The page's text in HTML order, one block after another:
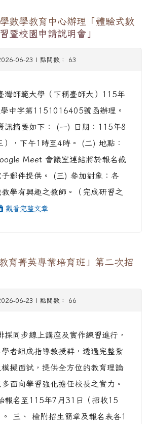
數學教育中心辦理「體驗式數
暨校園申請說明會」
06-23 | 點閱數： 63
灣師範大學（下稱臺師大）115年
中字第1151016405號函辦理。
訊摘要如下： (一) 日期：115年8
），下午1時至4時。 (二) 地點：
Meet 會議室連結將於報名截
子郵件提供。 (三) 參加對象：各
學有興趣之教師。（完成研習之
觀看完整文章
育菁英專業培育班」第二次招
06-23 | 點閱數： 66
採同步線上講座及實作練習進行，
者組成指導教授群，透過完整紮
擬面試，提供全方位的教育理論
面向學習強化擔任校長之實力。
報名至115年7月31日（招收15
三、 檢附招生簡章及報名表各1